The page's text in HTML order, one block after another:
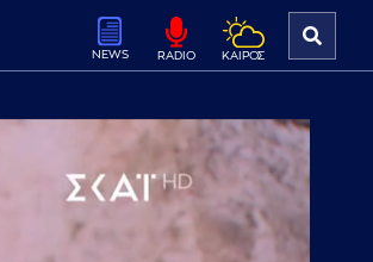
NEWS RADIO ΚΑΙΡΟΣ